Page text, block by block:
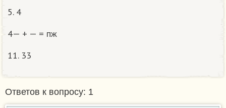
5. 4
4— + — = пж
11. 33
Ответов к вопросу: 1